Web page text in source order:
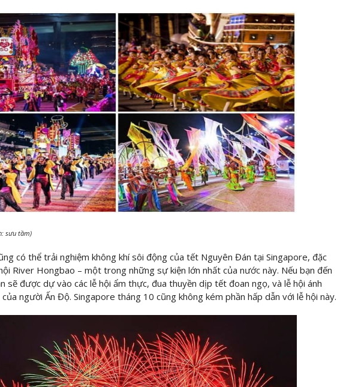
sưu tầm)
có thể trải nghiệm không khí sôi động của tết Nguyên Đán tại Singapore, đặc
River Hongbao – một trong những sự kiện lớn nhất của nước này. Nếu bạn đến
sẽ được dự vào các lễ hội ẩm thực, đua thuyền dịp tết đoan ngọ, và lễ hội ánh
người Ấn Độ. Singapore tháng 10 cũng không kém phần hấp dẫn với lễ hội này.